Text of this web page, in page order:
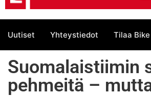
Uutiset Yhteystiedot Tilaa Bike
Suomalaistiimin
pehmeitä –